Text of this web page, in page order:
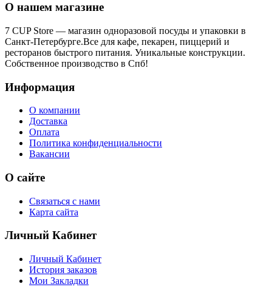
О нашем магазине
7 CUP Store — магазин одноразовой посуды и упаковки в
Санкт-Петербурге.Все для кафе, пекарен, пиццерий и
ресторанов быстрого питания. Уникальные конструкции.
Собственное производство в Спб!
Информация
О компании
Доставка
Оплата
Политика конфиденциальности
Вакансии
О сайте
Связаться с нами
Карта сайта
Личный Кабинет
Личный Кабинет
История заказов
Мои Закладки